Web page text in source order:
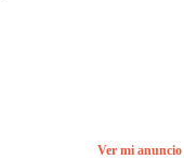
Ver mi anuncio